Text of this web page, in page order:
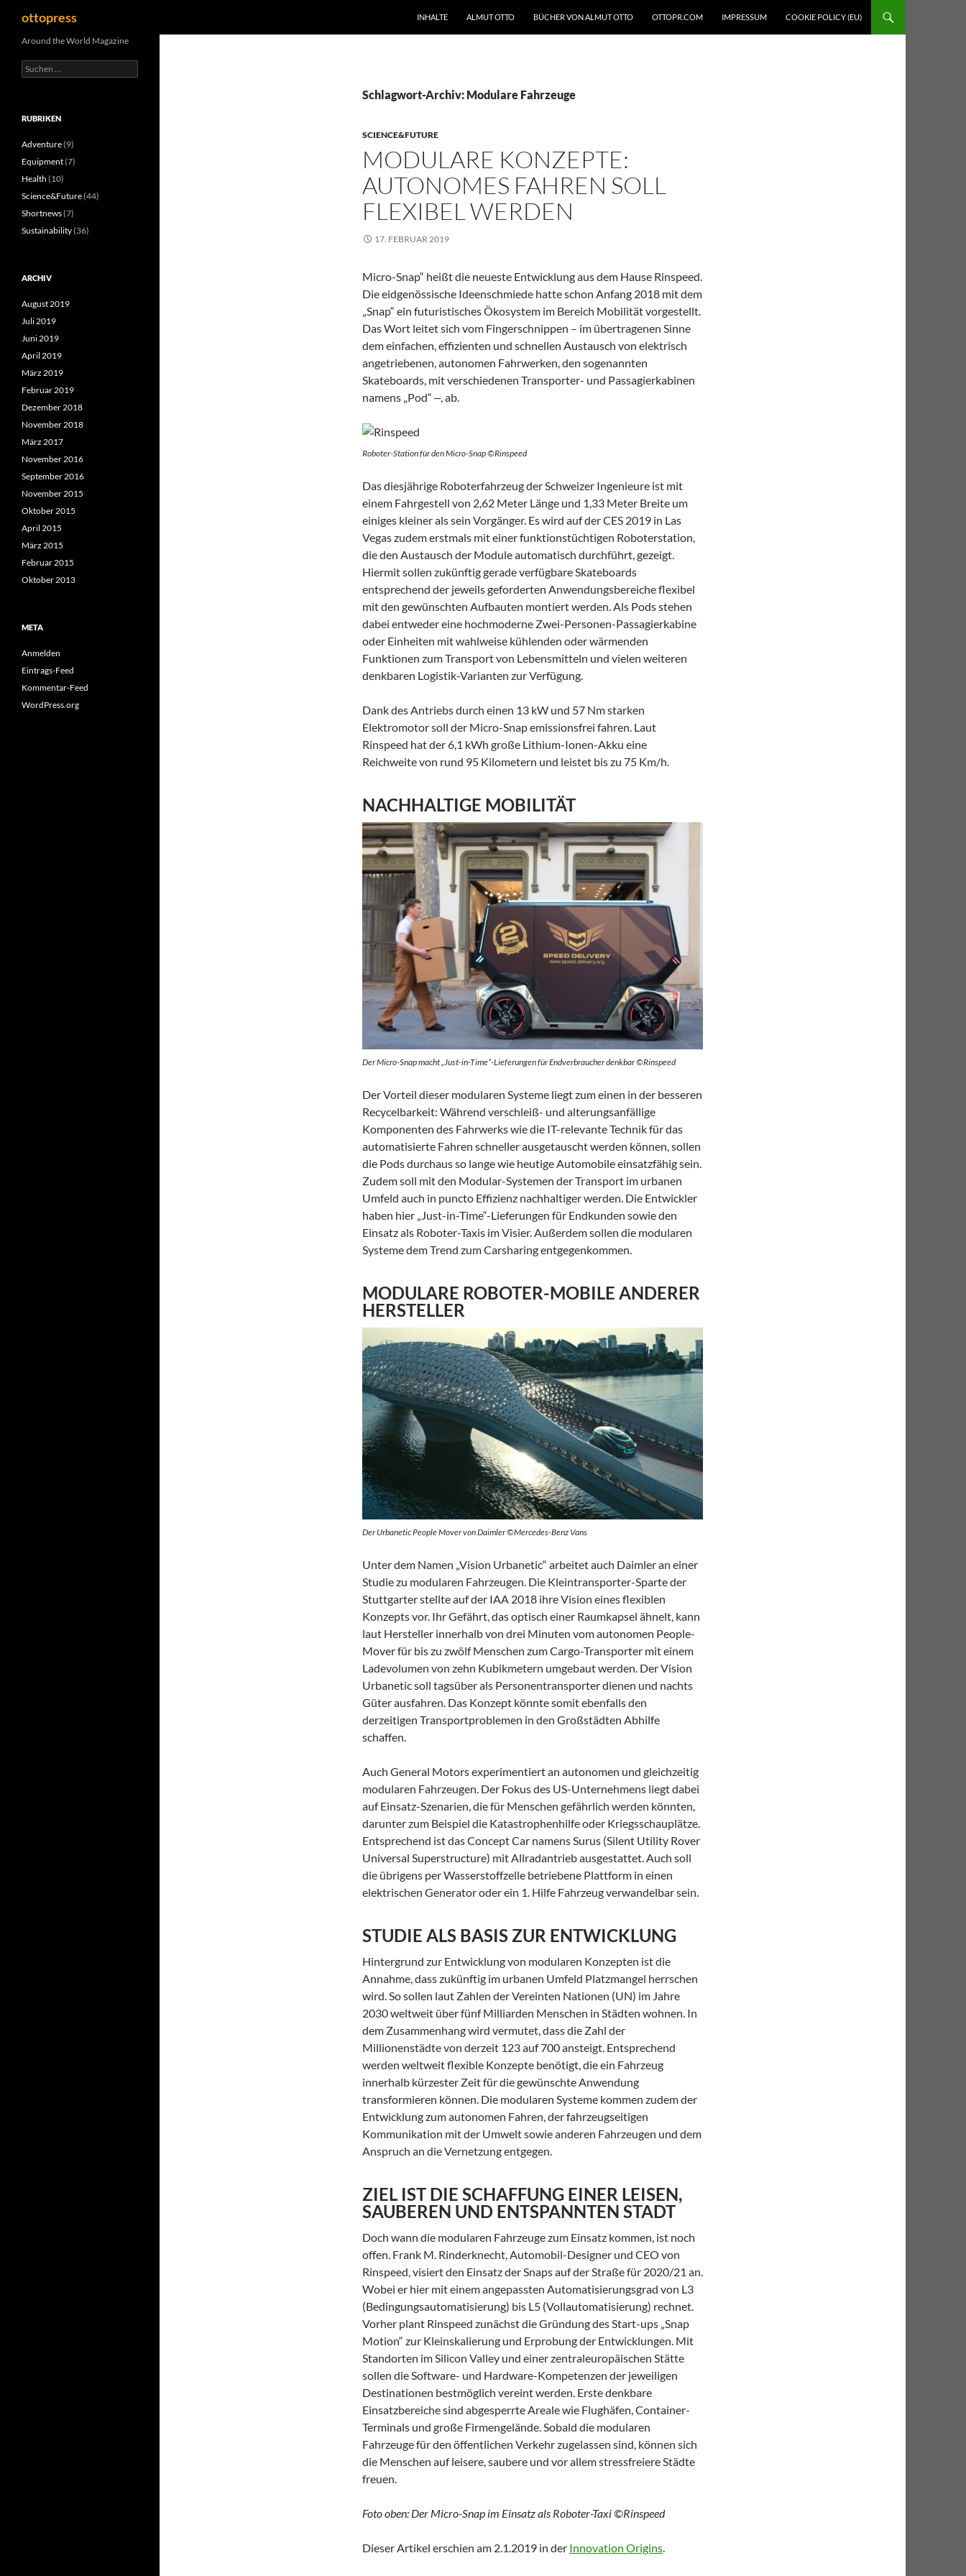
Zum
Inhalt
springen
ottopress INHALTE ALMUT OTTO BÜCHER VON ALMUT OTTO OTTOPR.COM IMPRESSUM COOKIE POLICY (EU)
Schlagwort-Archiv: Modulare Fahrzeuge
SCIENCE&FUTURE
MODULARE KONZEPTE:
AUTONOMES FAHREN SOLL
FLEXIBEL WERDEN
17. FEBRUAR 2019
Micro-Snap“ heißt die neueste Entwicklung aus dem Hause Rinspeed.
Die eidgenössische Ideenschmiede hatte schon Anfang 2018 mit dem
„Snap“ ein futuristisches Ökosystem im Bereich Mobilität vorgestellt.
Das Wort leitet sich vom Fingerschnippen – im übertragenen Sinne
dem einfachen, effizienten und schnellen Austausch von elektrisch
angetriebenen, autonomen Fahrwerken, den sogenannten
Skateboards, mit verschiedenen Transporter- und Passagierkabinen
namens „Pod“ ‒, ab.
Roboter-Station für den Micro-Snap ©Rinspeed
Das diesjährige Roboterfahrzeug der Schweizer Ingenieure ist mit
einem Fahrgestell von 2,62 Meter Länge und 1,33 Meter Breite um
einiges kleiner als sein Vorgänger. Es wird auf der CES 2019 in Las
Vegas zudem erstmals mit einer funktionstüchtigen Roboterstation,
die den Austausch der Module automatisch durchführt, gezeigt.
Hiermit sollen zukünftig gerade verfügbare Skateboards
entsprechend der jeweils geforderten Anwendungsbereiche flexibel
mit den gewünschten Aufbauten montiert werden. Als Pods stehen
dabei entweder eine hochmoderne Zwei-Personen-Passagierkabine
oder Einheiten mit wahlweise kühlenden oder wärmenden
Funktionen zum Transport von Lebensmitteln und vielen weiteren
denkbaren Logistik-Varianten zur Verfügung.
Dank des Antriebs durch einen 13 kW und 57 Nm starken
Elektromotor soll der Micro-Snap emissionsfrei fahren. Laut
Rinspeed hat der 6,1 kWh große Lithium-Ionen-Akku eine
Reichweite von rund 95 Kilometern und leistet bis zu 75 Km/h.
NACHHALTIGE MOBILITÄT
Der Micro-Snap macht „Just-in-Time“-Lieferungen für Endverbraucher denkbar ©Rinspeed
Der Vorteil dieser modularen Systeme liegt zum einen in der besseren
Recycelbarkeit: Während verschleiß- und alterungsanfällige
Komponenten des Fahrwerks wie die IT-relevante Technik für das
automatisierte Fahren schneller ausgetauscht werden können, sollen
die Pods durchaus so lange wie heutige Automobile einsatzfähig sein.
Zudem soll mit den Modular-Systemen der Transport im urbanen
Umfeld auch in puncto Effizienz nachhaltiger werden. Die Entwickler
haben hier „Just-in-Time“-Lieferungen für Endkunden sowie den
Einsatz als Roboter-Taxis im Visier. Außerdem sollen die modularen
Systeme dem Trend zum Carsharing entgegenkommen.
MODULARE ROBOTER-MOBILE ANDERER
HERSTELLER
Der Urbanetic People Mover von Daimler ©Mercedes-Benz Vans
Unter dem Namen „Vision Urbanetic“ arbeitet auch Daimler an einer
Studie zu modularen Fahrzeugen. Die Kleintransporter-Sparte der
Stuttgarter stellte auf der IAA 2018 ihre Vision eines flexiblen
Konzepts vor. Ihr Gefährt, das optisch einer Raumkapsel ähnelt, kann
laut Hersteller innerhalb von drei Minuten vom autonomen People-
Mover für bis zu zwölf Menschen zum Cargo-Transporter mit einem
Ladevolumen von zehn Kubikmetern umgebaut werden. Der Vision
Urbanetic soll tagsüber als Personentransporter dienen und nachts
Güter ausfahren. Das Konzept könnte somit ebenfalls den
derzeitigen Transportproblemen in den Großstädten Abhilfe
schaffen.
Auch General Motors experimentiert an autonomen und gleichzeitig
modularen Fahrzeugen. Der Fokus des US-Unternehmens liegt dabei
auf Einsatz-Szenarien, die für Menschen gefährlich werden könnten,
darunter zum Beispiel die Katastrophenhilfe oder Kriegsschauplätze.
Entsprechend ist das Concept Car namens Surus (Silent Utility Rover
Universal Superstructure) mit Allradantrieb ausgestattet. Auch soll
die übrigens per Wasserstoffzelle betriebene Plattform in einen
elektrischen Generator oder ein 1. Hilfe Fahrzeug verwandelbar sein.
STUDIE ALS BASIS ZUR ENTWICKLUNG
Hintergrund zur Entwicklung von modularen Konzepten ist die
Annahme, dass zukünftig im urbanen Umfeld Platzmangel herrschen
wird. So sollen laut Zahlen der Vereinten Nationen (UN) im Jahre
2030 weltweit über fünf Milliarden Menschen in Städten wohnen. In
dem Zusammenhang wird vermutet, dass die Zahl der
Millionenstädte von derzeit 123 auf 700 ansteigt. Entsprechend
werden weltweit flexible Konzepte benötigt, die ein Fahrzeug
innerhalb kürzester Zeit für die gewünschte Anwendung
transformieren können. Die modularen Systeme kommen zudem der
Entwicklung zum autonomen Fahren, der fahrzeugseitigen
Kommunikation mit der Umwelt sowie anderen Fahrzeugen und dem
Anspruch an die Vernetzung entgegen.
ZIEL IST DIE SCHAFFUNG EINER LEISEN,
SAUBEREN UND ENTSPANNTEN STADT
Doch wann die modularen Fahrzeuge zum Einsatz kommen, ist noch
offen. Frank M. Rinderknecht, Automobil-Designer und CEO von
Rinspeed, visiert den Einsatz der Snaps auf der Straße für 2020/21 an.
Wobei er hier mit einem angepassten Automatisierungsgrad von L3
(Bedingungsautomatisierung) bis L5 (Vollautomatisierung) rechnet.
Vorher plant Rinspeed zunächst die Gründung des Start-ups „Snap
Motion“ zur Kleinskalierung und Erprobung der Entwicklungen. Mit
Standorten im Silicon Valley und einer zentraleuropäischen Stätte
sollen die Software- und Hardware-Kompetenzen der jeweiligen
Destinationen bestmöglich vereint werden. Erste denkbare
Einsatzbereiche sind abgesperrte Areale wie Flughäfen, Container-
Terminals und große Firmengelände. Sobald die modularen
Fahrzeuge für den öffentlichen Verkehr zugelassen sind, können sich
die Menschen auf leisere, saubere und vor allem stressfreiere Städte
freuen.
Foto oben: Der Micro-Snap im Einsatz als Roboter-Taxi ©Rinspeed
Dieser Artikel erschien am 2.1.2019 in der Innovation Origins.
Around the World Magazine
Suchen
nach:
RUBRIKEN
Adventure(9)
Equipment(7)
Health (10)
Science&Future(44)
Shortnews(7)
Sustainability(36)
ARCHIV
August 2019
Juli 2019
Juni 2019
April 2019
März 2019
Februar 2019
Dezember 2018
November 2018
März 2017
November 2016
September 2016
November 2015
Oktober 2015
April 2015
März 2015
Februar 2015
Oktober 2013
META
Anmelden
Eintrags-Feed
Kommentar-Feed
WordPress.org